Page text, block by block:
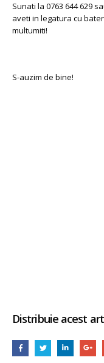
Sunati la 0763 644 629
aveti in legatura cu
multumiti!
S-auzim de bine!
Distribuie acest